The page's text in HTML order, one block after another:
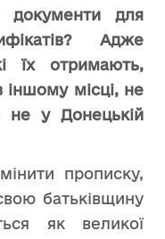
для
Адже
їх отримають,
іншому місці, не
не у Донецькій
прописку,
батьківщину
як великої